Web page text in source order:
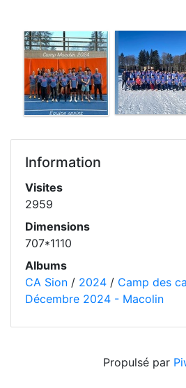
Information
Visites
2959
Dimensions
707*1110
Albums
CA Sion / 2024 / Camp des
Décembre 2024 - Macolin
Propulsé par